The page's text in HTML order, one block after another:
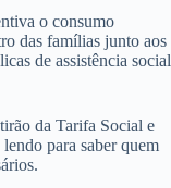
o consumo
das famílias junto aos
de assistência social
da Tarifa Social e
para saber quem